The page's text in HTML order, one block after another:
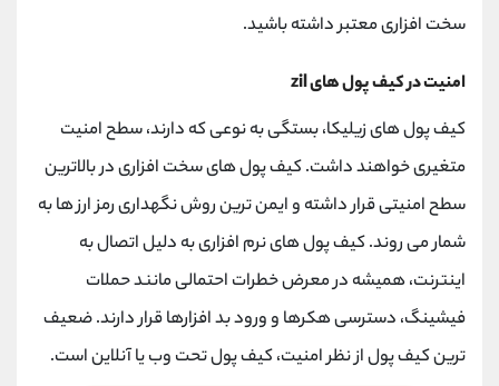
سخت افزاری معتبر داشته باشید.
امنیت در کیف پول های zil
کیف پول های زیلیکا، بستگی به نوعی که دارند، سطح امنیت
متغیری خواهند داشت. کیف پول های سخت افزاری در بالاترین
سطح امنیتی قرار داشته و ایمن ترین روش نگهداری رمز ارز ها به
شمار می روند. کیف پول های نرم افزاری به دلیل اتصال به
اینترنت، همیشه در معرض خطرات احتمالی مانند حملات
فیشینگ، دسترسی هکرها و ورود بد افزارها قرار دارند. ضعیف
ترین کیف پول از نظر امنیت، کیف پول تحت وب یا آنلاین است.